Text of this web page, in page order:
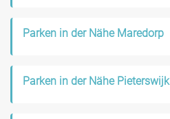
Parken in der Nähe Maredorp
Parken in der Nähe Pieterswijk